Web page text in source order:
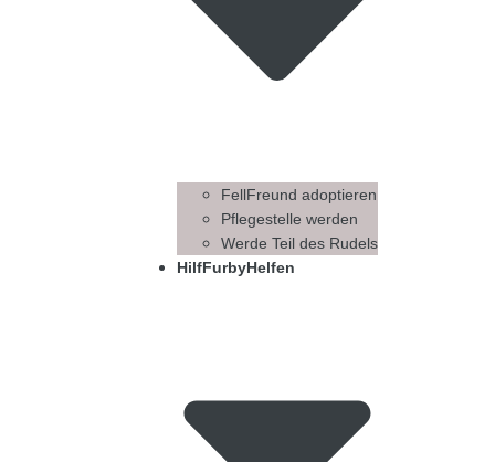
FellFreund adoptieren
Pflegestelle werden
Werde Teil des Rudels
HilfFurbyHelfen